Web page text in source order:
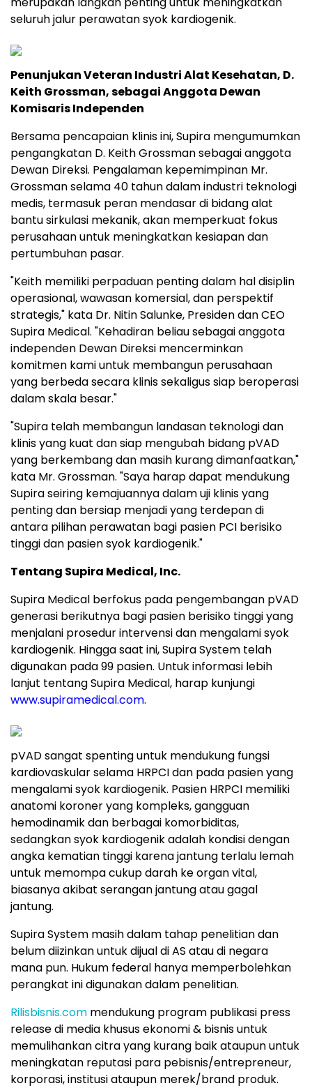
seluruh jalur perawatan syok kardiogenik.
Penunjukan Veteran Industri Alat Kesehatan, D.
Keith Grossman, sebagai Anggota Dewan
Komisaris Independen
Bersama pencapaian klinis ini, Supira mengumumkan
pengangkatan D. Keith Grossman sebagai anggota
Dewan Direksi. Pengalaman kepemimpinan Mr.
Grossman selama 40 tahun dalam industri teknologi
medis, termasuk peran mendasar di bidang alat
bantu sirkulasi mekanik, akan memperkuat fokus
perusahaan untuk meningkatkan kesiapan dan
pertumbuhan pasar.
"Keith memiliki perpaduan penting dalam hal disiplin
operasional, wawasan komersial, dan perspektif
strategis," kata Dr. Nitin Salunke, Presiden dan CEO
Supira Medical. "Kehadiran beliau sebagai anggota
independen Dewan Direksi mencerminkan
komitmen kami untuk membangun perusahaan
yang berbeda secara klinis sekaligus siap beroperasi
dalam skala besar."
"Supira telah membangun landasan teknologi dan
klinis yang kuat dan siap mengubah bidang pVAD
yang berkembang dan masih kurang dimanfaatkan,"
kata Mr. Grossman. "Saya harap dapat mendukung
Supira seiring kemajuannya dalam uji klinis yang
penting dan bersiap menjadi yang terdepan di
antara pilihan perawatan bagi pasien PCI berisiko
tinggi dan pasien syok kardiogenik."
Tentang Supira Medical, Inc.
Supira Medical berfokus pada pengembangan pVAD
generasi berikutnya bagi pasien berisiko tinggi yang
menjalani prosedur intervensi dan mengalami syok
kardiogenik. Hingga saat ini, Supira System telah
digunakan pada 99 pasien. Untuk informasi lebih
lanjut tentang Supira Medical, harap kunjungi
www.supiramedical.com.
pVAD sangat spenting untuk mendukung fungsi
kardiovaskular selama HRPCI dan pada pasien yang
mengalami syok kardiogenik. Pasien HRPCI memiliki
anatomi koroner yang kompleks, gangguan
hemodinamik dan berbagai komorbiditas,
sedangkan syok kardiogenik adalah kondisi dengan
angka kematian tinggi karena jantung terlalu lemah
untuk memompa cukup darah ke organ vital,
biasanya akibat serangan jantung atau gagal
jantung.
Supira System masih dalam tahap penelitian dan
belum diizinkan untuk dijual di AS atau di negara
mana pun. Hukum federal hanya memperbolehkan
perangkat ini digunakan dalam penelitian.
Rilisbisnis.com mendukung program publikasi press
release di media khusus ekonomi & bisnis untuk
memulihankan citra yang kurang baik ataupun untuk
meningkatan reputasi para pebisnis/entrepreneur,
korporasi, institusi ataupun merek/brand produk.